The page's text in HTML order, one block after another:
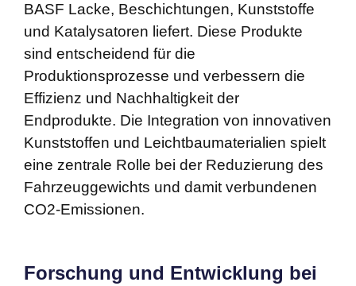
BASF Lacke, Beschichtungen, Kunststoffe
und Katalysatoren liefert. Diese Produkte
sind entscheidend für die
Produktionsprozesse und verbessern die
Effizienz und Nachhaltigkeit der
Endprodukte. Die Integration von innovativen
Kunststoffen und Leichtbaumaterialien spielt
eine zentrale Rolle bei der Reduzierung des
Fahrzeuggewichts und damit verbundenen
CO2-Emissionen.
Forschung und Entwicklung bei